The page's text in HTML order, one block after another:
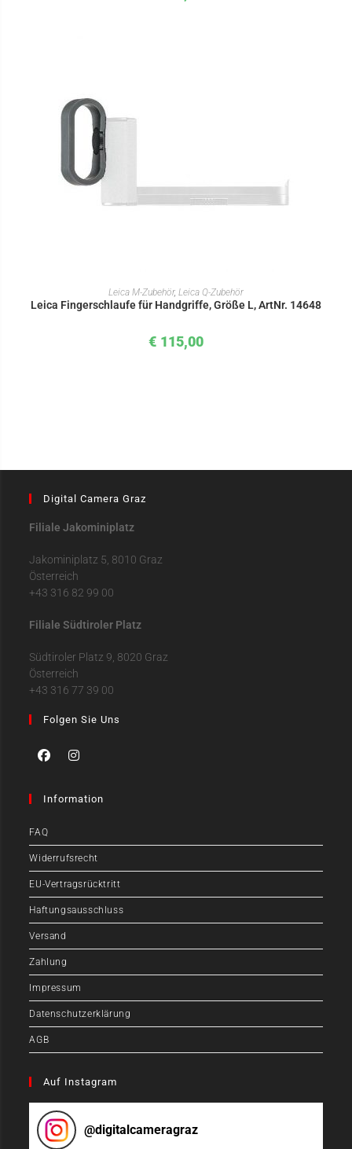
IN DEN WARENKORB
Leica M-Zubehör, Leica Q-Zubehör
Leica Fingerschlaufe für Handgriffe, Größe L, ArtNr. 14648
€ 115,00
Digital Camera Graz
Filiale Jakominiplatz
Jakominiplatz 5, 8010 Graz
Österreich
+43 316 82 99 00
Filiale Südtiroler Platz
Südtiroler Platz 9, 8020 Graz
Österreich
+43 316 77 39 00
Folgen Sie Uns
Information
FAQ
Widerrufsrecht
EU-Vertragsrücktritt
Haftungsausschluss
Versand
Zahlung
Impressum
Datenschutzerklärung
AGB
Auf Instagram
@digitalcameragraz